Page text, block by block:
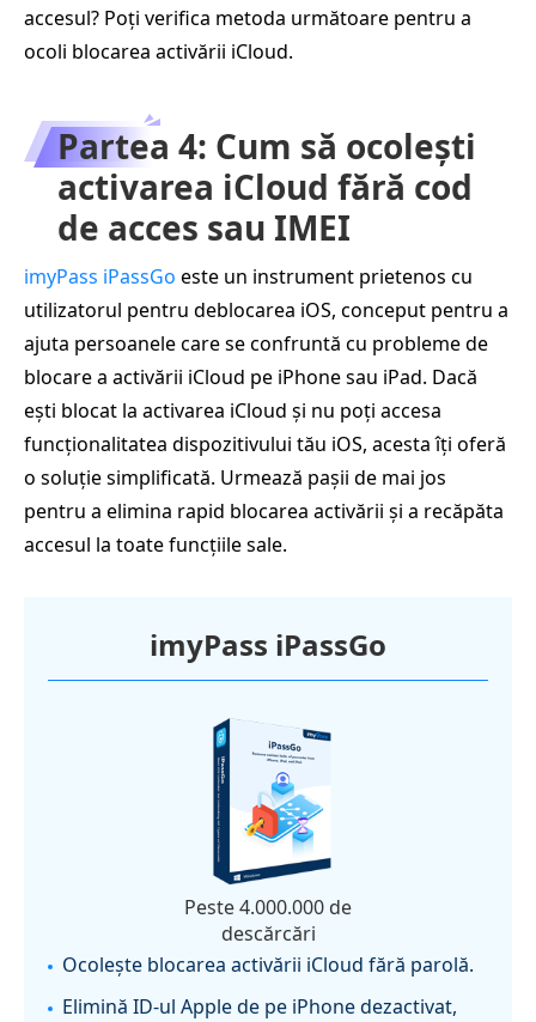
accesul? Poți verifica metoda următoare pentru a
ocoli blocarea activării iCloud.
Partea 4: Cum să ocolești
activarea iCloud fără cod
de acces sau IMEI
imyPass iPassGo este un instrument prietenos cu
utilizatorul pentru deblocarea iOS, conceput pentru a
ajuta persoanele care se confruntă cu probleme de
blocare a activării iCloud pe iPhone sau iPad. Dacă
ești blocat la activarea iCloud și nu poți accesa
funcționalitatea dispozitivului tău iOS, acesta îți oferă
o soluție simplificată. Urmează pașii de mai jos
pentru a elimina rapid blocarea activării și a recăpăta
accesul la toate funcțiile sale.
imyPass iPassGo
Peste 4.000.000 de
descărcări
Ocolește blocarea activării iCloud fără parolă.
Elimină ID-ul Apple de pe iPhone dezactivat,